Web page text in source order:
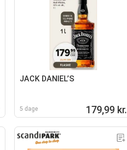
JACK DANIEL’S
5 dage 179,99 kr.